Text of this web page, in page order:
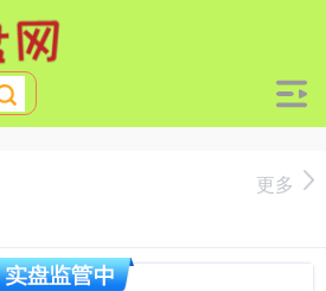
更多